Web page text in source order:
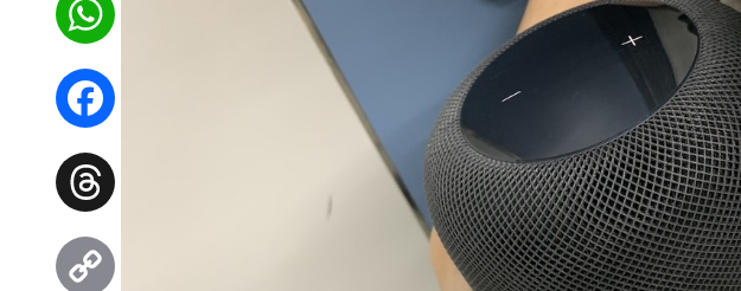
WhatsApp
Facebook
Threads